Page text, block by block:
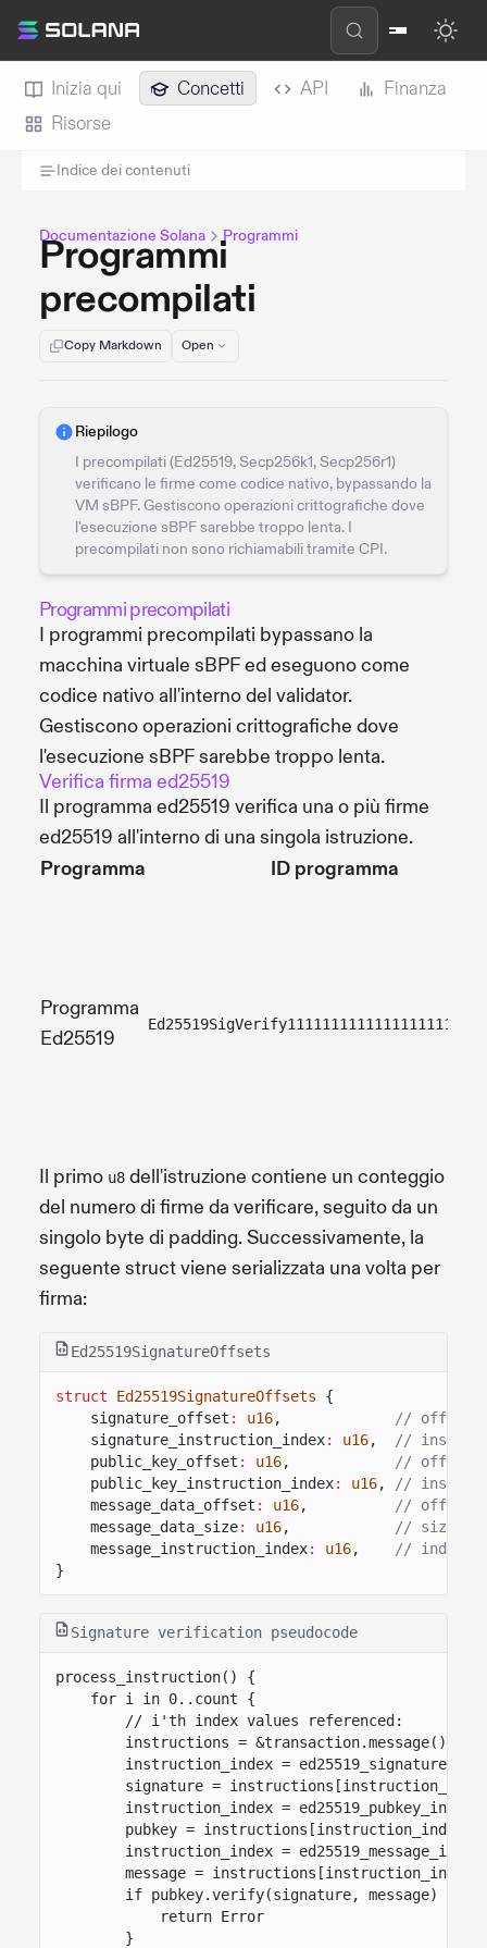
Inizia qui Concetti API
Finanza
Risorse
Indice dei contenuti
Documentazione Solana Programmi
Programmi
precompilati
Copy Markdown Open
Riepilogo
I precompilati (Ed25519, Secp256k1, Secp256r1)
verificano le firme come codice nativo, bypassando la
VM sBPF. Gestiscono operazioni crittografiche dove
l'esecuzione sBPF sarebbe troppo lenta. I
precompilati non sono richiamabili tramite CPI.
Programmi precompilati
I programmi precompilati bypassano la
macchina virtuale sBPF ed eseguono come
codice nativo all'interno del validator.
Gestiscono operazioni crittografiche dove
l'esecuzione sBPF sarebbe troppo lenta.
Verifica firma ed25519
Il programma ed25519 verifica una o più firme
ed25519 all'interno di una singola istruzione.
Programma
ID programma
Programma
Ed25519
Il primo u8 dell'istruzione contiene un conteggio
del numero di firme da verificare, seguito da un
singolo byte di padding. Successivamente, la
seguente struct viene serializzata una volta per
firma:
Ed25519SignatureOffsets
struct Ed25519SignatureOffsets
{
signature_offset : u16,
// offset
signature_instruction_index: u16,
//
public_key_offset : u16,
// offset
public_key_instruction_index: u16,
//
message_data_offset : u16,
// offset
message_data_size: u16,
// size of
message_instruction_index: u16,
// index
}
Signature verification pseudocode
process_instruction() {
for i in 0..count {
// i'th index values referenced:
instructions =
instruction_index =
signature =
instruction_index =
pubkey =
instruction_index =
message =
if pubkey.verify(signature, message) !=
return Error
}